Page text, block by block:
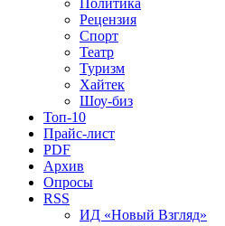
Рецензия
Спорт
Театр
Туризм
Хайтек
Шоу-биз
Топ-10
Прайс-лист
PDF
Архив
Опросы
RSS
ИД «Новый Взгляд»